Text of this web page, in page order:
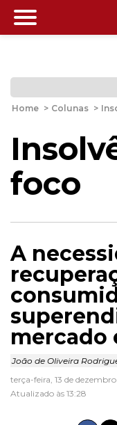
Home > Colunas >
foco
A
mercado
João de Oliveira
terça-feira, 13 de
Atualizado às 13:28